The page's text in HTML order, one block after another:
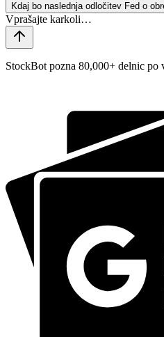
Kdaj bo naslednja odločitev Fed o
StockBot pozna 80,000+ delnic po